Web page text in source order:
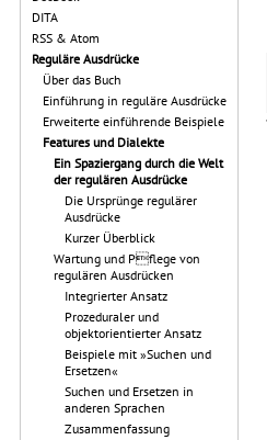
DITA
RSS & Atom
Reguläre Ausdrücke
Über das Buch
Einführung in reguläre Ausdrücke
Erweiterte einführende Beispiele
Features und Dialekte
Ein Spaziergang durch die Welt
der regulären Ausdrücke
Die Ursprünge regulärer
Ausdrücke
Kurzer Überblick
Wartung und Pflege von
regulären Ausdrücken
Integrierter Ansatz
Prozeduraler und
objektorientierter Ansatz
Beispiele mit »Suchen und
Ersetzen«
Suchen und Ersetzen in
anderen Sprachen
Zusammenfassung